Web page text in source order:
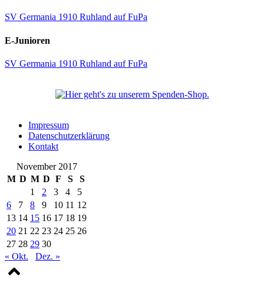
SV Germania 1910 Ruhland auf FuPa
E-Junioren
SV Germania 1910 Ruhland auf FuPa
Impressum
Datenschutzerklärung
Kontakt
November 2017
M D M D F S
S
1
2 3 4
5
6
7 8 9 10 11 12
13 14 15 16 17 18 19
20 21 22 23 24 25 26
27 28 29 30
« Okt.
Dez. »